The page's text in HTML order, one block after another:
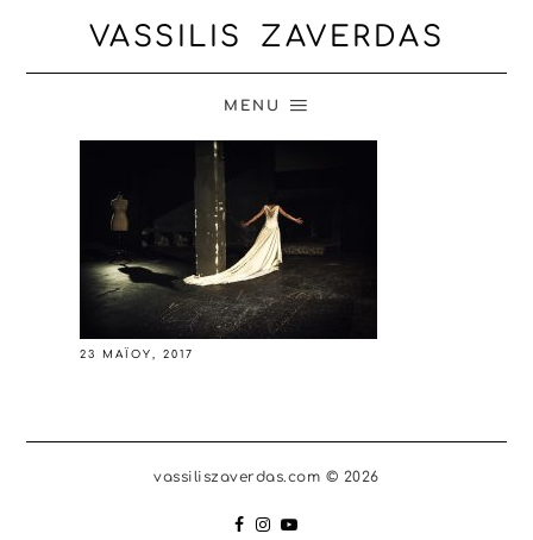
VASSILIS ZAVERDAS
MENU
23 ΜΑΪ́ΟΥ, 2017
vassiliszaverdas.com © 2026